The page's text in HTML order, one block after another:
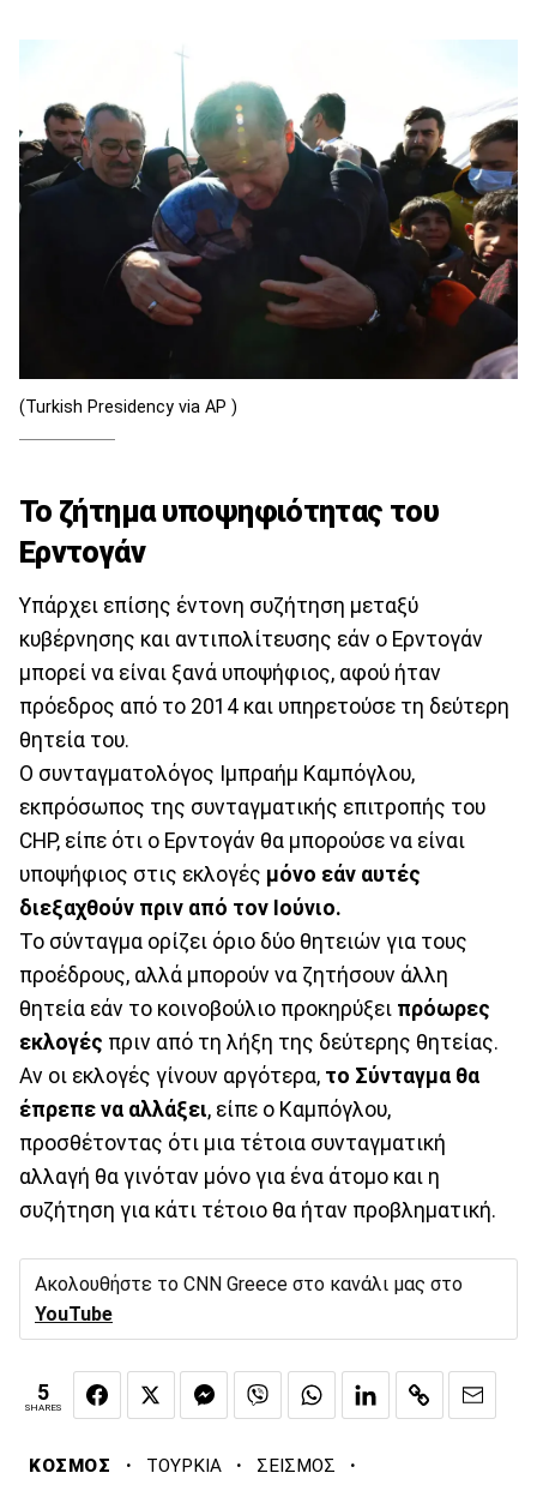
(Turkish Presidency via AP )
Το ζήτημα υποψηφιότητας του
Ερντογάν
Υπάρχει επίσης έντονη συζήτηση μεταξύ
κυβέρνησης και αντιπολίτευσης εάν ο Ερντογάν
μπορεί να είναι ξανά υποψήφιος, αφού ήταν
πρόεδρος από το 2014 και υπηρετούσε τη δεύτερη
θητεία του.
Ο συνταγματολόγος Ιμπραήμ Καμπόγλου,
εκπρόσωπος της συνταγματικής επιτροπής του
CHP, είπε ότι ο Ερντογάν θα μπορούσε να είναι
υποψήφιος στις εκλογές μόνο εάν αυτές
διεξαχθούν πριν από τον Ιούνιο.
Το σύνταγμα ορίζει όριο δύο θητειών για τους
προέδρους, αλλά μπορούν να ζητήσουν άλλη
θητεία εάν το κοινοβούλιο προκηρύξει πρόωρες
εκλογές πριν από τη λήξη της δεύτερης θητείας.
Αν οι εκλογές γίνουν αργότερα, το Σύνταγμα θα
έπρεπε να αλλάξει, είπε ο Καμπόγλου,
προσθέτοντας ότι μια τέτοια συνταγματική
αλλαγή θα γινόταν μόνο για ένα άτομο και η
συζήτηση για κάτι τέτοιο θα ήταν προβληματική.
Ακολουθήστε το CNN Greece στο κανάλι μας στο
YouTube
5
SHARES
ΚΟΣΜΟΣ · ΤΟΥΡΚΙΑ · ΣΕΙΣΜΟΣ ·